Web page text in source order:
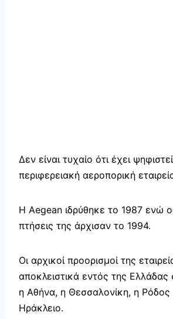
Δεν είναι τυχαίο ότι έχει
περιφερειακή αεροπορική
Η Aegean ιδρύθηκε το 1987 ενώ
πτήσεις της άρχισαν το 1994.
Οι αρχικοί προορισμοί της
αποκλειστικά εντός της
η Αθήνα, η Θεσσαλονίκη, η Ρόδος
Ηράκλειο.